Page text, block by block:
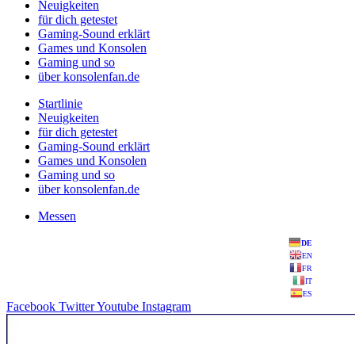
Neuigkeiten
für dich getestet
Gaming-Sound erklärt
Games und Konsolen
Gaming und so
über konsolenfan.de
Startlinie
Neuigkeiten
für dich getestet
Gaming-Sound erklärt
Games und Konsolen
Gaming und so
über konsolenfan.de
Messen
DE
EN
FR
IT
ES
Facebook TwitterYoutube Instagram